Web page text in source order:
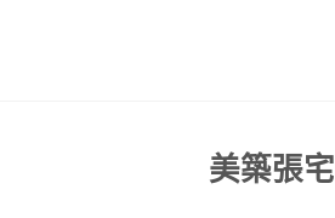
美築張宅